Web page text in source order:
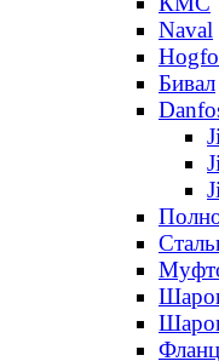
Naval
Бивал